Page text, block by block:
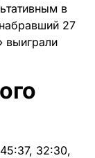
в
27
выиграли
32:30,